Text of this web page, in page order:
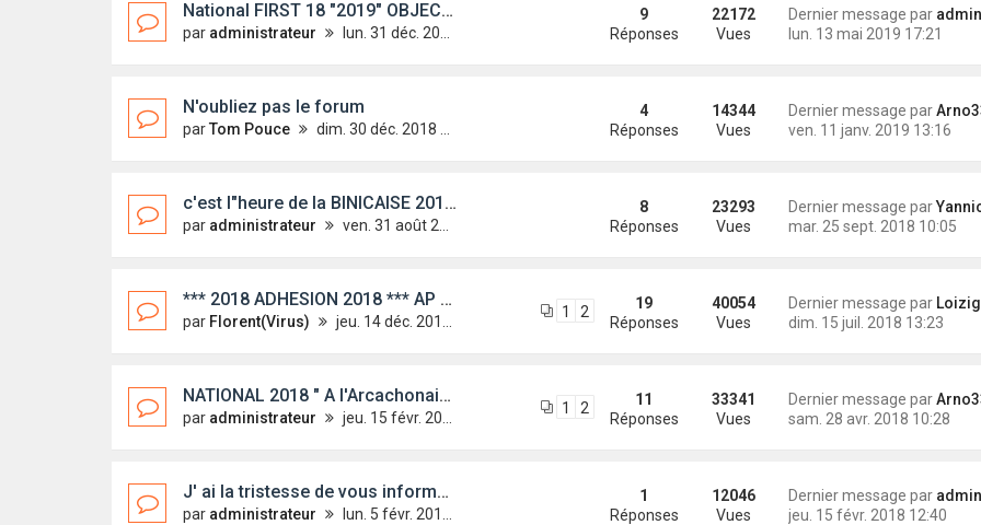
National FIRST 18 "2019" OBJECTIF " LA RANCE Bucolique"
par administrateur lun. 31 déc. 2018 14:43
Dernier message par
lun. 13 mai 2019 17:21
9
Réponses
22172
Vues
N'oubliez pas le forum
parTom Pouce dim. 30 déc. 2018 19:17
Dernier message par
ven. 11 janv. 2019 13:16
4
Réponses
14344
Vues
c'est l"heure de la BINICAISE 2018 :-) 7ème édition
par administrateur ven. 31 août 2018 15:04
Dernier message parYannick
mar. 25 sept. 2018 10:05
8
Réponses
23293
Vues
*** 2018 ADHESION 2018 *** AP FIRST 18
par Florent(Virus) jeu. 14 déc. 2017 17:22
Dernier message par Loizig
dim. 15 juil. 2018 13:23
19
Réponses
40054
Vues
1 2
NATIONAL 2018 " A l'Arcachonaise"
par administrateur jeu. 15 févr. 2018 13:33
Dernier message par
sam. 28 avr. 2018 10:28
11
Réponses
33341
Vues
1 2
J' ai la tristesse de vous informer du décès du capitaine de Galopin,.....
par administrateur lun. 5 févr. 2018 22:09
Dernier message par
jeu. 15 févr. 2018 12:40
1
Réponses
12046
Vues